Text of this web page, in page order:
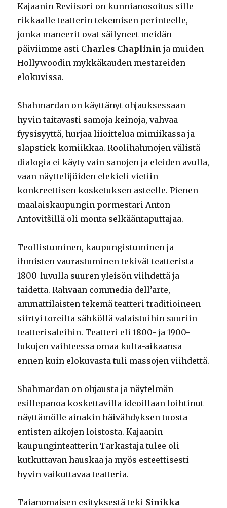
Kajaanin Reviisori on kunnianosoitus sille
rikkaalle teatterin tekemisen perinteelle,
jonka maneerit ovat säilyneet meidän
päiviimme asti Charles Chaplinin ja muiden
Hollywoodin mykkäkauden mestareiden
elokuvissa.
Shahmardan on käyttänyt ohjauksessaan
hyvin taitavasti samoja keinoja, vahvaa
fyysisyyttä, hurjaa liioittelua mimiikassa ja
slapstick-komiikkaa. Roolihahmojen välistä
dialogia ei käyty vain sanojen ja eleiden avulla,
vaan näyttelijöiden elekieli vietiin
konkreettisen kosketuksen asteelle. Pienen
maalaiskaupungin pormestari Anton
Antovitšillä oli monta selkääntaputtajaa.
Teollistuminen, kaupungistuminen ja
ihmisten vaurastuminen tekivät teatterista
1800-luvulla suuren yleisön viihdettä ja
taidetta. Rahvaan commedia dell’arte,
ammattilaisten tekemä teatteri traditioineen
siirtyi toreilta sähköllä valaistuihin suuriin
teatterisaleihin. Teatteri eli 1800- ja 1900-
lukujen vaihteessa omaa kulta-aikaansa
ennen kuin elokuvasta tuli massojen viihdettä.
Shahmardan on ohjausta ja näytelmän
esillepanoa koskettavilla ideoillaan loihtinut
näyttämölle ainakin häivähdyksen tuosta
entisten aikojen loistosta. Kajaanin
kaupunginteatterin Tarkastaja tulee oli
kutkuttavan hauskaa ja myös esteettisesti
hyvin vaikuttavaa teatteria.
Taianomaisen esityksestä teki Sinikka